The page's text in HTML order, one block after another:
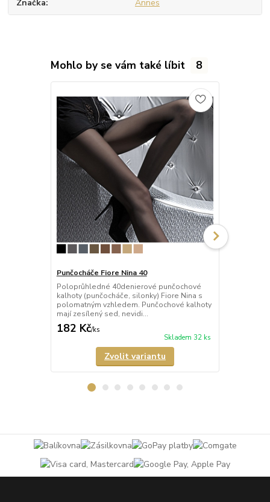
Značka Annes
Mohlo by se vám také líbit 8
Punčocháče Fiore Nina 40
Poloprůhledné 40denierové punčochové
kalhoty (punčocháče, silonky) Fiore Nina s
polomatným vzhledem. Punčochové kalhoty
mají zesílený sed, nevidi...
182 Kč/ks
Skladem 32 ks
Zvolit variantu